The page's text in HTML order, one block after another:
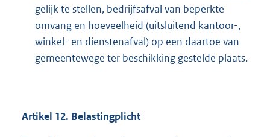
gelijk te stellen, bedrijfsafval van beperkte
omvang en hoeveelheid (uitsluitend kantoor-,
winkel- en dienstenafval) op een daartoe van
gemeentewege ter beschikking gestelde plaats.
Artikel 12. Belastingplicht